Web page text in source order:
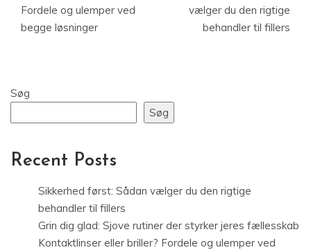
Fordele og ulemper ved
begge løsninger
vælger du den rigtige
behandler til fillers
Søg
Søg
Recent Posts
Sikkerhed først: Sådan vælger du den rigtige
behandler til fillers
Grin dig glad: Sjove rutiner der styrker jeres fællesskab
Kontaktlinser eller briller? Fordele og ulemper ved